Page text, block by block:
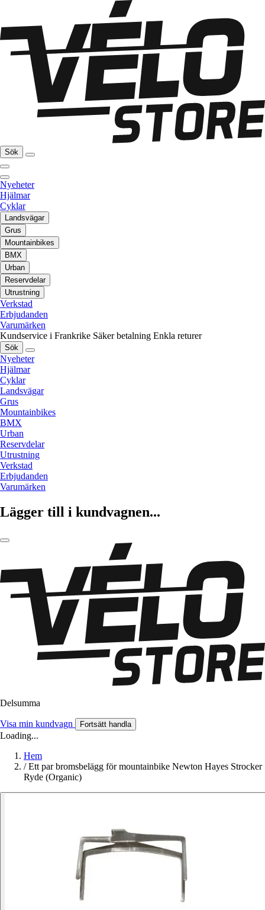
Sök
Nyeheter
Hjälmar
Cyklar
Landsvägar
Grus
Mountainbikes
BMX
Urban
Reservdelar
Utrustning
Verkstad
Erbjudanden
Varumärken
Kundservice i Frankrike Säker betalning Enkla returer
Sök
Nyeheter
Hjälmar
Cyklar
Landsvägar
Grus
Mountainbikes
BMX
Urban
Reservdelar
Utrustning
Verkstad
Erbjudanden
Varumärken
Lägger till i kundvagnen...
Delsumma
Visa min kundvagn Fortsätt handla
Loading...
Hem
/ Ett par bromsbelägg för mountainbike Newton Hayes Strocker
Ryde (Organic)